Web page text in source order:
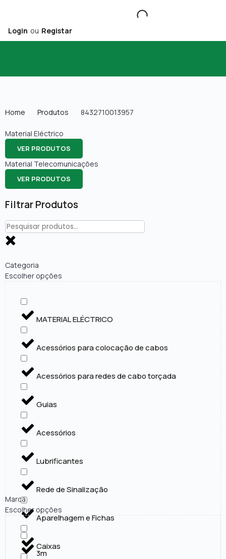
Login ou Registar
Home Produtos 8432710013957
Filtrar Produtos
Categoria
Escolher opções
MATERIAL ELÉCTRICO
Acessórios para colocação de cabos
Acessórios para redes de cabo torçada
Guias
Acessórios
Lubrificantes
Rede de Sinalização
Aparelhagem e Fichas
Caixas
Marca
Escolher opções
3m
Material Eléctrico
VER PRODUTOS
Material Telecomunicações
VER PRODUTOS